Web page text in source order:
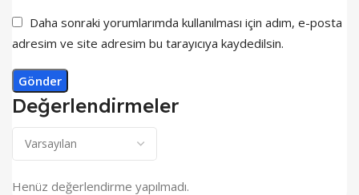
Değerlendirmeler
Henüz değerlendirme yapılmadı.
Daha sonraki yorumlarımda kullanılması için adım, e-posta
adresim ve site adresim bu tarayıcıya kaydedilsin.